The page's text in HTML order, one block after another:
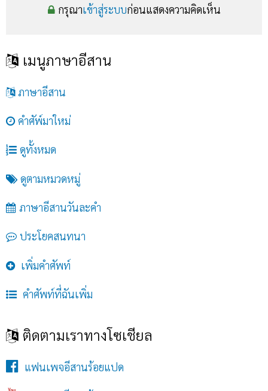
กรุณาเข้าสู่ระบบก่อนแสดงความคิดเห็น
เมนูภาษาอีสาน
ภาษาอีสาน
คำศัพ์มาใหม่
ดูทั้งหมด
ดูตามหมวดหมู่
ภาษาอีสานวันละคำ
ประโยคสนทนา
เพิ่มคำศัพท์
คำศัพท์ที่ฉันเพิ่ม
ติดตามเราทางโซเชียล
แฟนเพจอีสานร้อยแปด